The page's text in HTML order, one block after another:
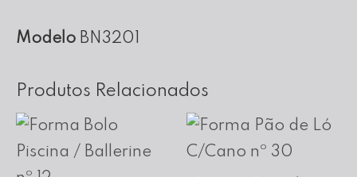
cm
Modelo BN3201
Produtos Relacionados